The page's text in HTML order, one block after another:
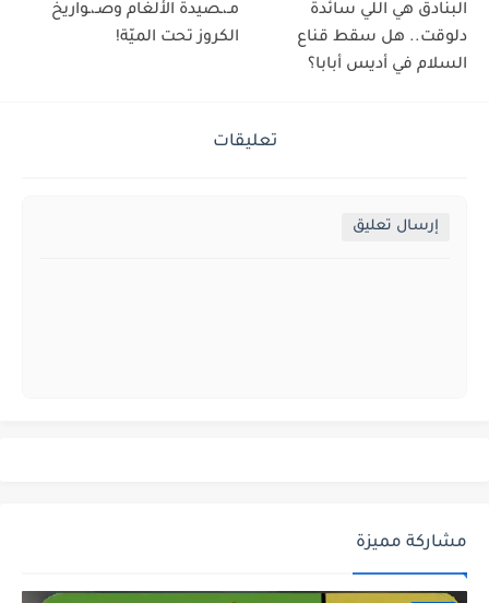
البنادق هي اللي سائدة
دلوقت.. هل سقط قناع
السلام في أديس أبابا؟
مـ،ـصيدة الألغام وصـ،ـواريخ
الكروز تحت الميّة!
تعليقات
إرسال تعليق
مشاركة مميزة